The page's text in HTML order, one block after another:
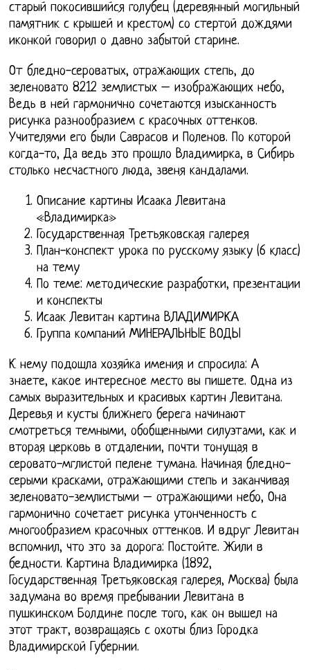
старый покосившийся голубец (деревянный могильный
памятник с крышей и крестом) со стертой дождями
иконкой говорил о давно забытой старине.
От бледно-сероватых, отражающих степь, до
зеленовато 8212 землистых – изображающих небо,
Ведь в ней гармонично сочетаются изысканность
рисунка разнообразием с красочных оттенков.
Учителями его были Саврасов и Поленов. По которой
когда-то, Да ведь это прошло Владимирка, в Сибирь
столько несчастного люда, звеня кандалами.
Описание картины Исаака Левитана
«Владимирка»
Государственная Третьяковская галерея
План-конспект урока по русскому языку (6 класс)
на тему
По теме: методические разработки, презентации
и конспекты
Исаак Левитан картина ВЛАДИМИРКА
Группа компаний МИНЕРАЛЬНЫЕ ВОДЫ
К нему подошла хозяйка имения и спросила: А
знаете, какое интересное место вы пишете. Одна из
самых выразительных и красивых картин Левитана.
Деревья и кусты ближнего берега начинают
смотреться темными, обобщенными силуэтами, как и
вторая церковь в отдалении, почти тонущая в
серовато-мглистой пелене тумана. Начиная бледно-
серыми красками, отражающими степь и заканчивая
зеленовато-землистыми – отражающими небо, Она
гармонично сочетает рисунка утонченность с
многообразием красочных оттенков. И вдруг Левитан
вспомнил, что это за дорога: Постойте. Жили в
бедности. Картина Владимирка (1892,
Государственная Третьяковская галерея, Москва) была
задумана во время пребывании Левитана в
пушкинском Болдине после того, как он вышел на
этот тракт, возвращаясь с охоты близ Городка
Владимирской Губернии.